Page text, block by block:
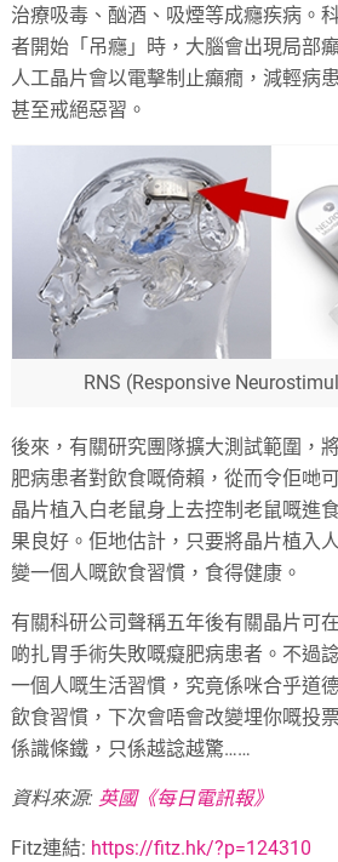
治療吸毒、酗酒、吸煙等成癮疾病。
者開始「吊癮」時，大腦會出現局部
人工晶片會以電擊制止癲癇，減輕病
甚至戒絕惡習。
RNS (Responsive
後來，有關研究團隊擴大測試範圍，
肥病患者對飲食嘅倚賴，從而令佢哋
晶片植入白老鼠身上去控制老鼠嘅進
果良好。佢地估計，只要將晶片植入
變一個人嘅飲食習慣，食得健康。
有關科研公司聲稱五年後有關晶片可
啲扎胃手術失敗嘅癡肥病患者。不過
一個人嘅生活習慣，究竟係咪合乎道
飲食習慣，下次會唔會改變埋你嘅投
係識條鐵，只係越諗越驚……
資料來源: 英國《每日電訊報》
Fitz連結: https://fitz.hk/?p=124310